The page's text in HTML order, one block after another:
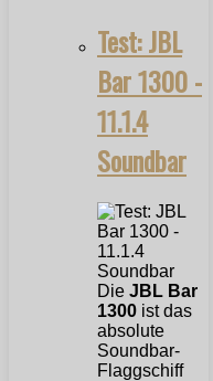
Test: JBL
Bar 1300 -
11.1.4
Soundbar
Die JBL Bar
1300 ist das
absolute
Soundbar-
Flaggschiff